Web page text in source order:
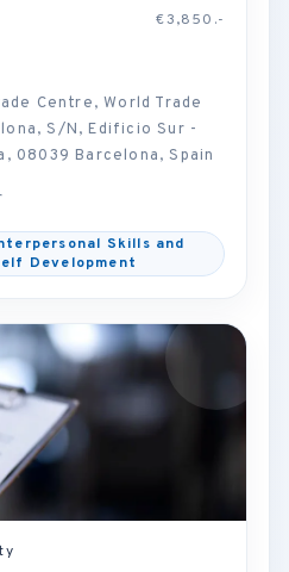
€3,850.-
Centre, World Trade
S/N, Edificio Sur -
08039 Barcelona, Spain
Skills and
Development